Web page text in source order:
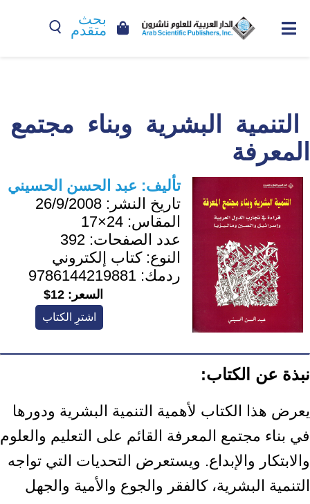
بحث
متقدم
التنمية البشرية وبناء مجتمع
المعرفة
تأليف: عبد الحسن الحسيني
تاريخ النشر: 26/9/2008
المقاس: 24×17
عدد الصفحات: 392
النوع:كتاب إلكتروني
ردمك: 9786144219881
السعر: 12$
اشترِ الكتاب
نبذة عن الكتاب:
يعرض هذا الكتاب لأهمية التنمية البشرية ودورها
في بناء مجتمع المعرفة القائم على التعليم والعلوم
والابتكار والإبداع. ويستعرض التحديات التي تواجه
التنمية البشرية، كالفقر والجوع والأمية والجهل